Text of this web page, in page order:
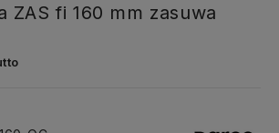
ZAS fi 160 mm zasuwa